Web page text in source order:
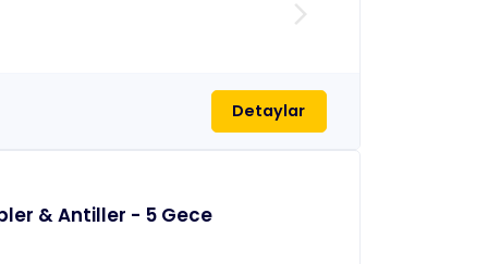
arrow_forward_ios
Detaylar
& Antiller - 5 Gece